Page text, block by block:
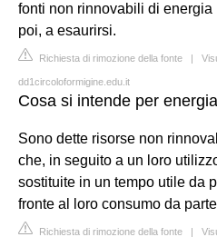
fonti non rinnovabili di
poi, a esaurirsi.
Richiesta di rimozione della fonte |
dd1circoloformigine.edu.it
Cosa si intende per
Sono dette risorse non
che, in seguito a un loro
sostituite in un tempo utile da
fronte al loro consumo da
Richiesta di rimozione della fonte |